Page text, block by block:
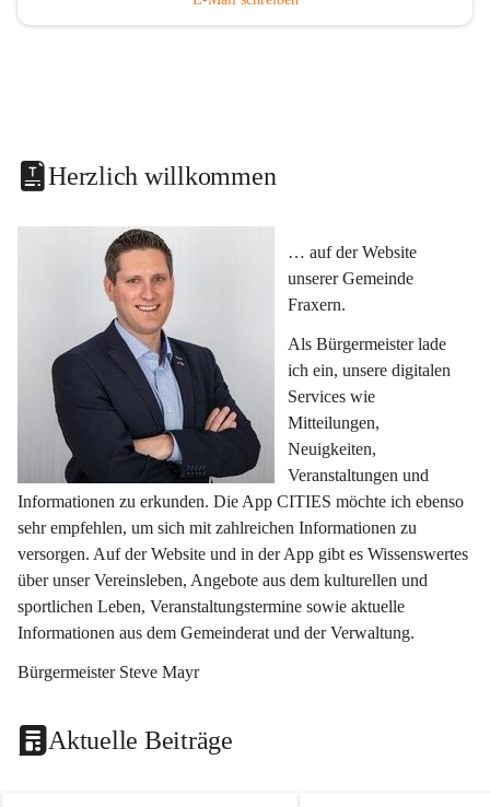
Herzlich willkommen
… auf der Website
unserer Gemeinde
Fraxern.
Als Bürgermeister lade
ich ein, unsere digitalen
Services wie
Mitteilungen,
Neuigkeiten,
Veranstaltungen und
Informationen zu erkunden. Die App CITIES möchte ich ebenso
sehr empfehlen, um sich mit zahlreichen Informationen zu
versorgen. Auf der Website und in der App gibt es Wissenswertes
über unser Vereinsleben, Angebote aus dem kulturellen und
sportlichen Leben, Veranstaltungstermine sowie aktuelle
Informationen aus dem Gemeinderat und der Verwaltung.
Bürgermeister Steve Mayr
Aktuelle Beiträge